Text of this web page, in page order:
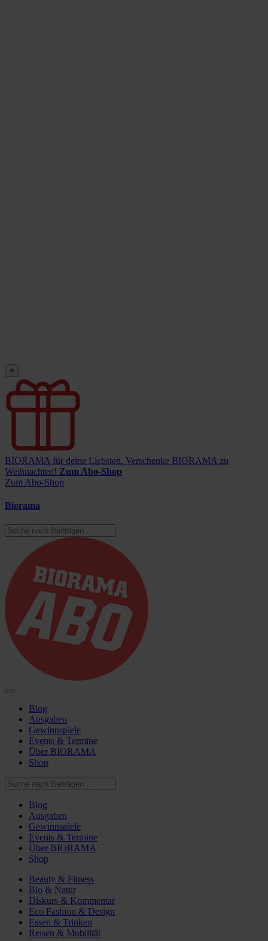
×
BIORAMA für deine Liebsten. Verschenke BIORAMA zu
Weihnachten! Zum Abo-Shop
Zum Abo-Shop
Biorama
Blog
Ausgaben
Gewinnspiele
Events & Termine
Über BIORAMA
Shop
Blog
Ausgaben
Gewinnspiele
Events & Termine
Über BIORAMA
Shop
Beauty & Fitness
Bio & Natur
Diskurs & Kommentar
Eco Fashion & Design
Essen & Trinken
Reisen & Mobilität